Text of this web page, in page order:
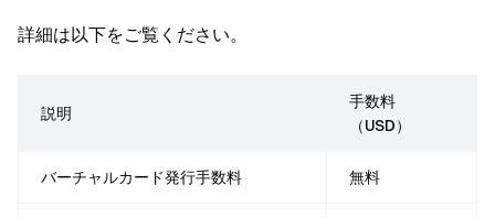
詳細は以下をご覧ください。
説明
手数料
（USD）
バーチャルカード発行手数料 無料